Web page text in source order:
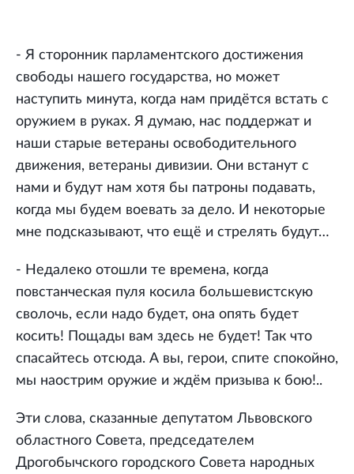
- Я сторонник парламентского достижения
свободы нашего государства, но может
наступить минута, когда нам придётся встать с
оружием в руках. Я думаю, нас поддержат и
наши старые ветераны освободительного
движения, ветераны дивизии. Они встанут с
нами и будут нам хотя бы патроны подавать,
когда мы будем воевать за дело. И некоторые
мне подсказывают, что ещё и стрелять будут…
- Недалеко отошли те времена, когда
повстанческая пуля косила большевистскую
сволочь, если надо будет, она опять будет
косить! Пощады вам здесь не будет! Так что
спасайтесь отсюда. А вы, герои, спите спокойно,
мы наострим оружие и ждём призыва к бою!..
Эти слова, сказанные депутатом Львовского
областного Совета, председателем
Дрогобычского городского Совета народных